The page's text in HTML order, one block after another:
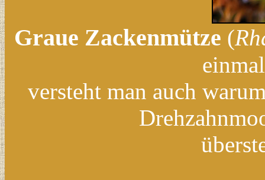
Graue Zackenmütze (
versteht man auch